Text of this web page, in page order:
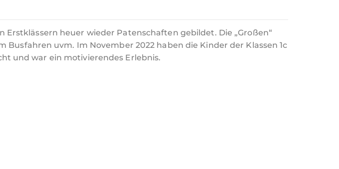
heuer wieder Patenschaften gebildet. Die „Großen“
Busfahren uvm. Im November 2022 haben die Kinder der Klassen 1c
und war ein motivierendes Erlebnis.